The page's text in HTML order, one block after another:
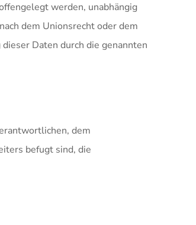
werden, unabhängig
dem Unionsrecht oder dem
Daten durch die genannten
dem
befugt sind, die